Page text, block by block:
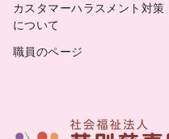
カスタマーハラスメント対策
について
職員のページ